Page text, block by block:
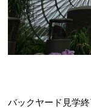
バックヤード見学